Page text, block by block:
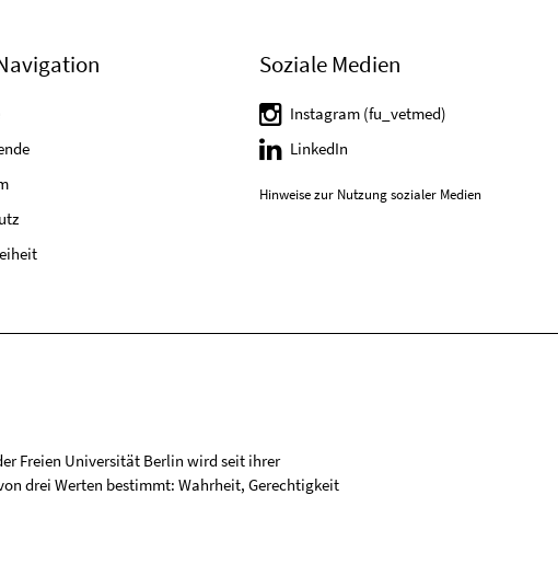
Soziale Medien
Instagram (fu_vetmed)
LinkedIn
Hinweise zur Nutzung sozialer Medien
Freien Universität Berlin wird seit ihrer
drei Werten bestimmt: Wahrheit, Gerechtigkeit